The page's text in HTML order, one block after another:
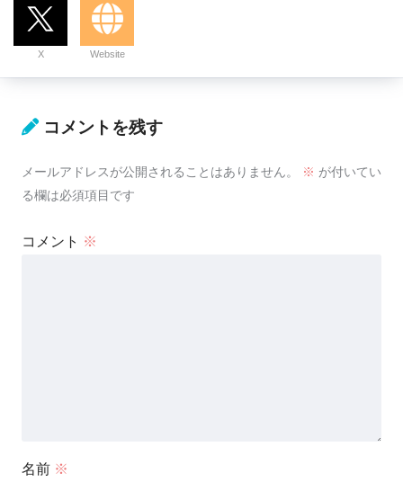
X Website
コメントを残す
メールアドレスが公開されることはありません。 ※ が付いてい
る欄は必須項目です
コメント ※
名前 ※